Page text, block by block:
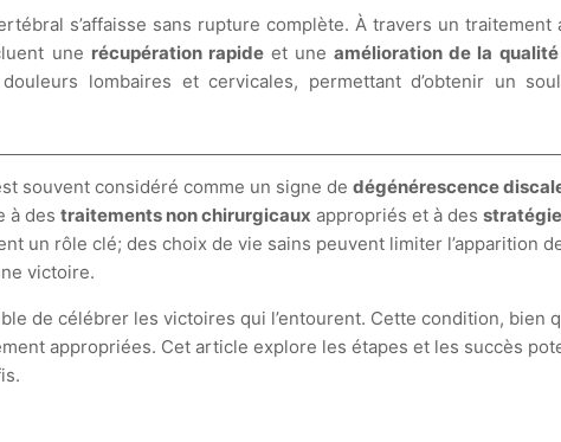
s’affaisse sans rupture complète. À travers un
une récupération rapideet uneamélioration de la
lombaires et cervicales, permettant d’obtenir un
souvent considéré comme un signe dedégénérescence
à destraitements non chirurgicaux appropriés et à des
un rôle clé; des choix de vie sains peuvent limiter l’apparition
victoire.
de célébrer les victoires qui l’entourent. Cette condition, bien
appropriées. Cet article explore les étapes et les succès